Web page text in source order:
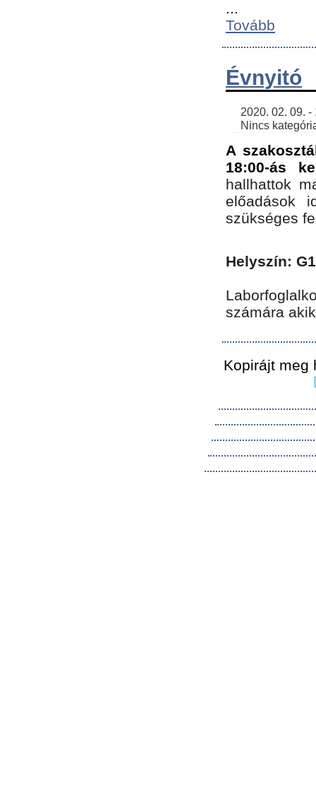
Tovább
Évnyitó
Nincs
A
18:00-ás
hallhattok
előadások
szükséges
Helyszín:
számára
Kopirájt meg